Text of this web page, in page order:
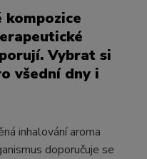
kompozice
Vybrat si
všední dny i
inhalování aroma
doporučuje se